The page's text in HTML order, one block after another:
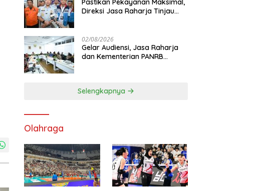
Pastikan Pekayanan Maksimal,
Direksi Jasa Raharja Tinjau
02/08/2026
Gelar Audiensi, Jasa Raharja
dan Kementerian PANRB
Selengkapnya
Olahraga